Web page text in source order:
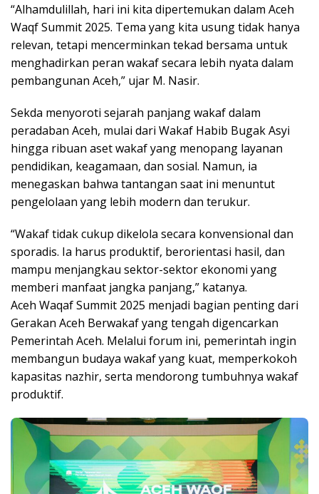
“Alhamdulillah, hari ini kita dipertemukan dalam Aceh
Waqf Summit 2025. Tema yang kita usung tidak hanya
relevan, tetapi mencerminkan tekad bersama untuk
menghadirkan peran wakaf secara lebih nyata dalam
pembangunan Aceh,” ujar M. Nasir.
Sekda menyoroti sejarah panjang wakaf dalam
peradaban Aceh, mulai dari Wakaf Habib Bugak Asyi
hingga ribuan aset wakaf yang menopang layanan
pendidikan, keagamaan, dan sosial. Namun, ia
menegaskan bahwa tantangan saat ini menuntut
pengelolaan yang lebih modern dan terukur.
“Wakaf tidak cukup dikelola secara konvensional dan
sporadis. Ia harus produktif, berorientasi hasil, dan
mampu menjangkau sektor-sektor ekonomi yang
memberi manfaat jangka panjang,” katanya.
Aceh Waqaf Summit 2025 menjadi bagian penting dari
Gerakan Aceh Berwakaf yang tengah digencarkan
Pemerintah Aceh. Melalui forum ini, pemerintah ingin
membangun budaya wakaf yang kuat, memperkokoh
kapasitas nazhir, serta mendorong tumbuhnya wakaf
produktif.